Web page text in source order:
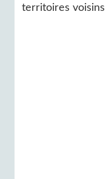
territoires voisins